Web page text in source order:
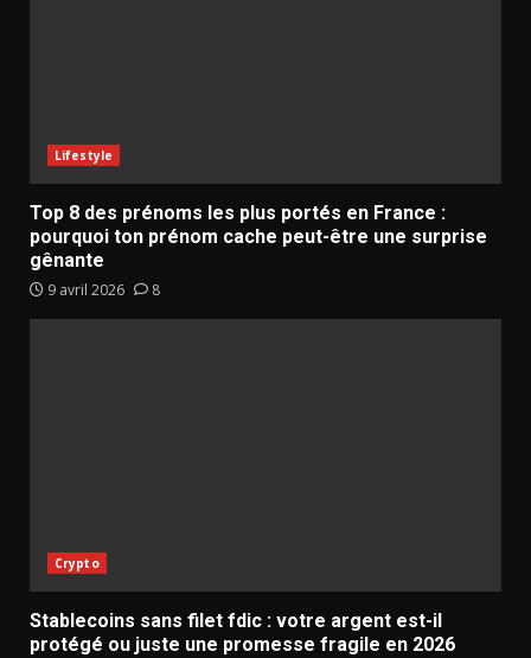
Lifestyle
Top 8 des prénoms les plus portés en France :
pourquoi ton prénom cache peut-être une surprise
gênante
9 avril 2026 8
Crypto
Stablecoins sans filet fdic : votre argent est-il
protégé ou juste une promesse fragile en 2026